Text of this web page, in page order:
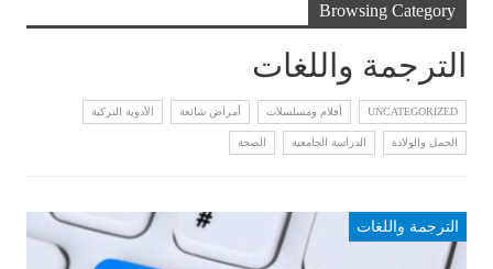
Browsing Category
الترجمة واللغات
UNCATEGORIZED أفلام ومسلسلات أمراض شائعة الأدوية التركية
الحمل والولادة الدراسة الجامعية الصحة
الترجمة واللغات